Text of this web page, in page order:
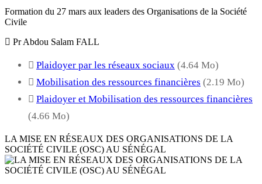
Formation du 27 mars aux leaders des Organisations de la Société
Civile
Pr Abdou Salam FALL
Plaidoyer par les réseaux sociaux (4.64 Mo)
Mobilisation des ressources financières (2.19 Mo)
Plaidoyer et Mobilisation des ressources financières
(4.66 Mo)
LA MISE EN RÉSEAUX DES ORGANISATIONS DE LA
SOCIÉTÉ CIVILE (OSC) AU SÉNÉGAL